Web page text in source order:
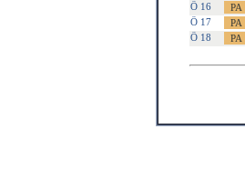
Ö 16
Ö 17
Ö 18